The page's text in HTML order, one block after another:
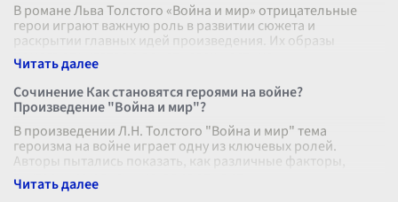
В романе Льва Толстого «Война и мир» отрицательные
герои играют важную роль в развитии сюжета и
раскрытии главных идей произведения. Их образы
помогают читателю понять сложность че
Сочинение Как становятся героями на войне?
Произведение "Война и мир"?
В произведении Л.Н. Толстого "Война и мир" тема
героизма на войне играет одну из ключевых ролей.
Авторы пытались показать, как различные факторы,
внутренние и внешние, влияют на ст